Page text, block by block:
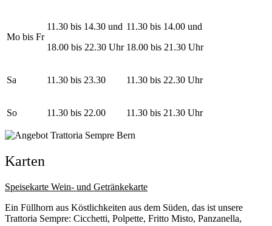
Mo bis Fr
11.30 bis 14.30 und
18.00 bis 22.30 Uhr
11.30 bis 14.00 und
18.00 bis 21.30 Uhr
Sa 11.30 bis 23.30 11.30 bis 22.30 Uhr
So 11.30 bis 22.00 11.30 bis 21.30 Uhr
Karten
Speisekarte Wein- und Getränkekarte
Ein Füllhorn aus Köstlichkeiten aus dem Süden, das ist unsere
Trattoria Sempre: Cicchetti, Polpette, Fritto Misto, Panzanella,